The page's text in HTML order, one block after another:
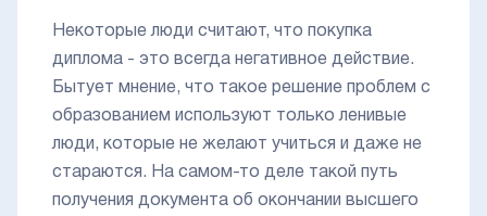
Некоторые люди считают, что покупка
диплома - это всегда негативное действие.
Бытует мнение, что такое решение проблем с
образованием используют только ленивые
люди, которые не желают учиться и даже не
стараются. На самом-то деле такой путь
получения документа об окончании высшего